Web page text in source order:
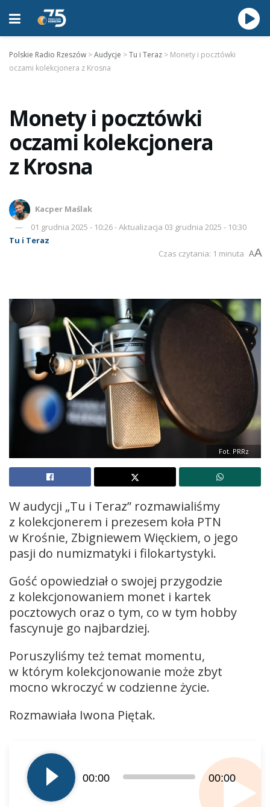
Polskie Radio Rzeszów >Audycje >Tu i Teraz > Monety i pocztówki
oczami kolekcjonera z Krosna
Monety i pocztówki
oczami kolekcjonera
z Krosna
Kacper Maślak
01 grudnia 2025 - 10:26 - Aktualizacja 03 grudnia 2025 - 10:30
Tu i Teraz
Czas czytania: 1 minuta AA
Fot. PRRz
W audycji „Tu i Teraz” rozmawialiśmy
z kolekcjonerem i prezesem koła PTN
w Krośnie, Zbigniewem Więckiem, o jego
pasji do numizmatyki i filokartystyki.
Gość opowiedział o swojej przygodzie
z kolekcjonowaniem monet i kartek
pocztowych oraz o tym, co w tym hobby
fascynuje go najbardziej.
Poruszyliśmy też temat momentu,
w którym kolekcjonowanie może zbyt
mocno wkroczyć w codzienne życie.
Rozmawiała Iwona Piętak.
plików
dźwiękowych
00:00 00:00